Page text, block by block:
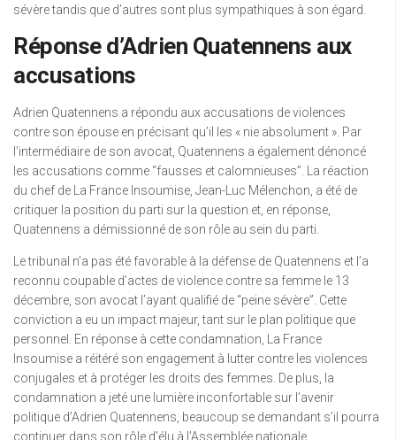
sévère tandis que d’autres sont plus sympathiques à son égard.
Réponse d’Adrien Quatennens aux
accusations
Adrien Quatennens a répondu aux accusations de violences
contre son épouse en précisant qu’il les « nie absolument ». Par
l’intermédiaire de son avocat, Quatennens a également dénoncé
les accusations comme “fausses et calomnieuses”. La réaction
du chef de La France Insoumise, Jean-Luc Mélenchon, a été de
critiquer la position du parti sur la question et, en réponse,
Quatennens a démissionné de son rôle au sein du parti.
Le tribunal n’a pas été favorable à la défense de Quatennens et l’a
reconnu coupable d’actes de violence contre sa femme le 13
décembre, son avocat l’ayant qualifié de “peine sévère”. Cette
conviction a eu un impact majeur, tant sur le plan politique que
personnel. En réponse à cette condamnation, La France
Insoumise a réitéré son engagement à lutter contre les violences
conjugales et à protéger les droits des femmes. De plus, la
condamnation a jeté une lumière inconfortable sur l’avenir
politique d’Adrien Quatennens, beaucoup se demandant s’il pourra
continuer dans son rôle d’élu à l’Assemblée nationale.